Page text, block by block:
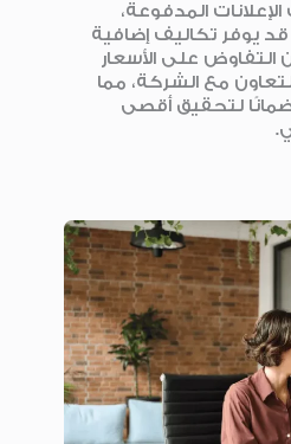
المدفوعة،
قد يوفر تكاليف إضافية
على الأسعار
مع الشركة، مما
لتحقيق أقصى